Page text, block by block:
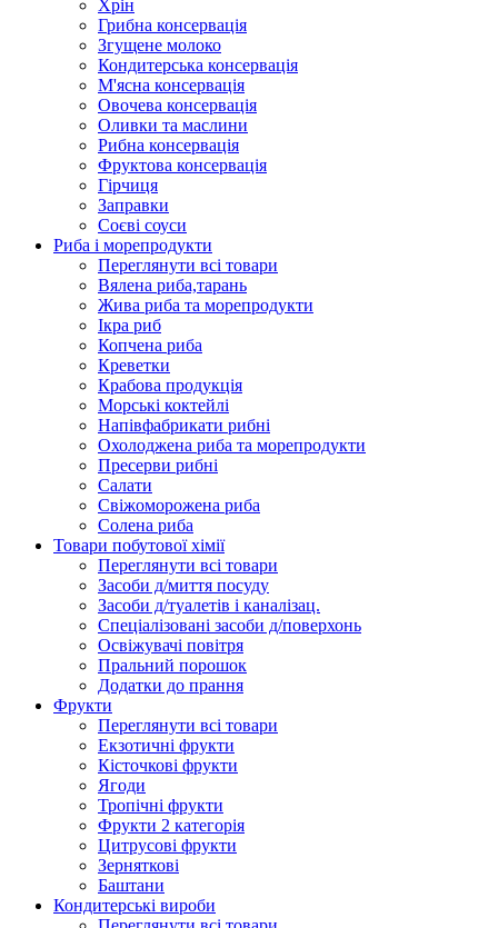
Хрін
Грибна консервація
Згущене молоко
Кондитерська консервація
М'ясна консервація
Овочева консервація
Оливки та маслини
Рибна консервація
Фруктова консервація
Гірчиця
Заправки
Соєві соуси
Риба і морепродукти
Переглянути всі товари
Вялена риба,тарань
Жива риба та морепродукти
Ікра риб
Копчена риба
Крeветки
Крабова продукція
Морські коктейлi
Напівфабрикати рибні
Охолоджена риба та морепродукти
Пресерви рибні
Сaлати
Свіжоморожена риба
Солена риба
Товари побутової хімії
Переглянути всі товари
Засоби д/миття посуду
Засоби д/туалетів і каналізац.
Спеціалізовані засоби д/поверхонь
Освіжувачі повітря
Пральний порошок
Додатки до прання
Фрукти
Переглянути всі товари
Екзoтичні фрукти
Кісточкові фрукти
Ягоди
Тропічні фрукти
Фрукти 2 категорія
Цитрусові фрукти
Зерняткові
Баштани
Кондитерські вироби